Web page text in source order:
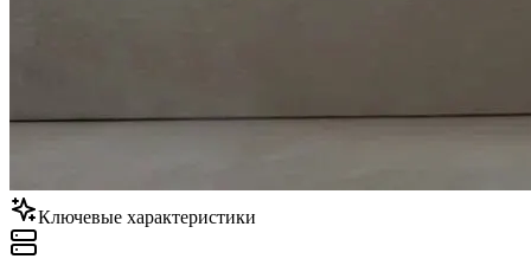
Ключевые характеристики